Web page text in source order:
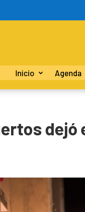
Inicio Agenda